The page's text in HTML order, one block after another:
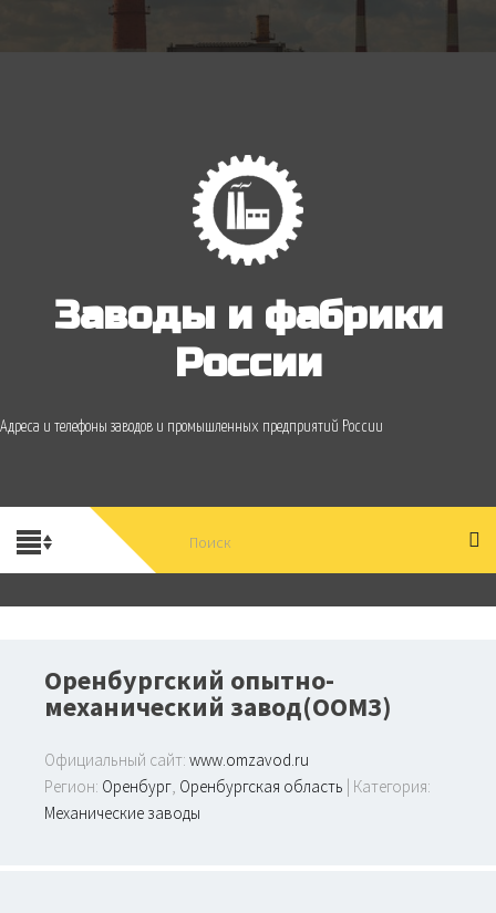
Заводы и фабрики
России
Адреса и телефоны заводов и промышленных предприятий России
Оренбургский опытно-
механический завод(ООМЗ)
Официальный сайт: www.omzavod.ru
Регион: Оренбург, Оренбургская область | Категория:
Механические заводы